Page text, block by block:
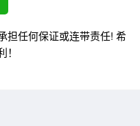
担任何保证或连带责任! 希